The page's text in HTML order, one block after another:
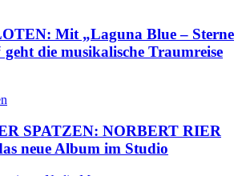
Mit „Laguna Blue – Sterne
die musikalische Traumreise
SPATZEN: NORBERT RIER
neue Album im Studio